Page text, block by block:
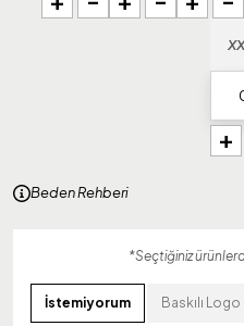
+
Beden Rehberi
*Seçtiğiniz
İstemiyorum Baskılı Logo